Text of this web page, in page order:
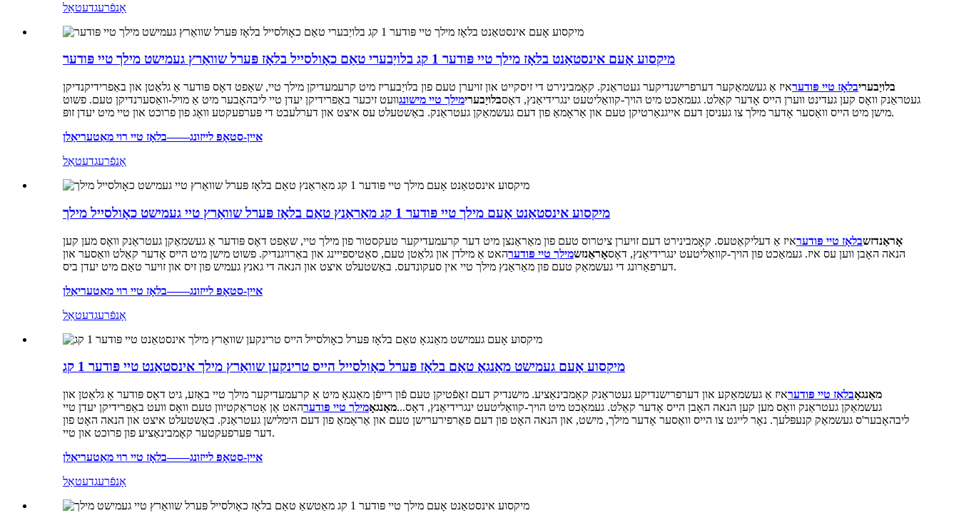
אָנפֿרעגדעטאַל
מיקסוע אָעם אינסטאַנט בלאָז מילך טיי פּודער 1 קג בלויַבערי טאַם כאָולסייל בלאָז פּערל שוואַרץ געמישט מילך טיי פּודער
בלויַבעריבלאָז טיי פּודעראיז אַ געשמאַקער דערפרישנדיקער געטראַנק. קאָמבינירט די זיסקייט און זויערן טעם פון בלויַבעריז מיט קרעמעדיקן מילך טיי, שאַפט דאָס פּודער אַ גלאַטן און באַפרידיקנדיקן
געטראַנק וואָס קען געדינט ווערן הייס אָדער קאַלט. געמאַכט מיט הויך-קוואַליטעט ינגרידיאַנץ, דאָסבלויַבערימילך טיי מישונגוועט זיכער באַפרידיקן יעדן טיי ליבהאָבער מיט אַ מויל-וואַסערנדיקן טעם. פשוט
מישן מיט הייס וואַסער אָדער מילך צו געניסן דעם אייגנאַרטיקן טעם און אַראָמאַ פון דעם געשמאַקן געטראַנק. באַשטעלט עס איצט און דערלעבט די פּערפעקטע וואָג פון פרוכט און טיי מיט יעדן זופּ.
איין-סטאָפּ לייזונג——בלאָז טיי רוי מאַטעריאַלן
אָנפֿרעגדעטאַל
מיקסוע אינסטאַנט אָעם מילך טיי פּודער 1 קג מאַראַנץ טאַם בלאָז פּערל שוואַרץ טיי געמישט כאָולסייל מילך
אָראַנדזשבלאָז טיי פּודעראיז אַ דעליקאַטעס. קאָמבינירט דעם זויערן ציטרוס טעם פון מאַראַנצן מיט דער קרעמעדיקער טעקסטור פון מילך טיי, שאַפט דאָס פּודער אַ געשמאַקן געטראַנק וואָס מען קען
הנאה האָבן ווען עס איז. געמאַכט פון הויך-קוואַליטעט ינגרידיאַנץ, דאָסאָראַנזשמילך טיי פּודערהאט אַ מילדן און גלאַטן טעם, סאַטיספייינג און באַרויִגנדיק. פשוט מישן מיט הייס אָדער קאַלט וואַסער און
דערפאַרונג די געשמאַק טעם פון מאַראַנץ מילך טיי אין סעקונדעס. באַשטעלט איצט און הנאה די גאנץ געמיש פון זיס און זויער טאַם מיט יעדן ביס.
איין-סטאָפּ לייזונג——בלאָז טיי רוי מאַטעריאַלן
אָנפֿרעגדעטאַל
מיקסוע אָעם געמישט מאַנגאָ טאַם בלאָז פּערל כאָולסייל הייס טרינקען שוואַרץ מילך אינסטאַנט טיי פּודער 1 קג
מאַנגאָבלאָז טיי פּודעראיז אַ געשמאַקע און דערפרישנדיקע געטראַנק קאָמבינאַציע. מישנדיק דעם זאַפֿטיקן טעם פֿון רייפֿן מאַנגאָ מיט אַ קרעמעדיקער מילך טיי באַזע, גיט דאָס פּודער אַ גלאַטן און
געשמאַקן געטראַנק וואָס מען קען הנאה האָבן הייס אָדער קאַלט. געמאַכט מיט הויך-קוואַליטעט ינגרידיאַנץ, דאָס...מאַנגאָמילך טיי פּודערהאט אַן אַטראַקטיוון טעם וואָס וועט באַפרידיקן יעדן טיי
ליבהאָבער'ס געשמאַק קנעפּלעך. נאָר לייגט צו הייס וואַסער אָדער מילך, מישט, און הנאה האָט פון דעם פאַרפירערישן טעם און אַראָמאַ פון דעם הימלישן געטראַנק. באַשטעלט איצט און הנאה האָט פון
דער פּערפעקטער קאָמבינאַציע פון ​​פרוכט און טיי.
איין-סטאָפּ לייזונג——בלאָז טיי רוי מאַטעריאַלן
אָנפֿרעגדעטאַל